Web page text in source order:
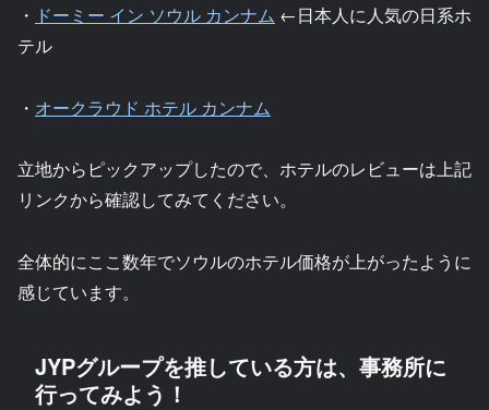
・ ドーミー イン ソウル カンナム ←日本人に人気の日系ホ
テル
・ オークラウド ホテル カンナム
立地からピックアップしたので、ホテルのレビューは上記
リンクから確認してみてください。
全体的にここ数年でソウルのホテル価格が上がったように
感じています。
JYPグループを推している方は、事務所に
行ってみよう！